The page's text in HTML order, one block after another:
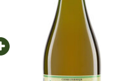
Produkt zum Warenkorb hinzufügen